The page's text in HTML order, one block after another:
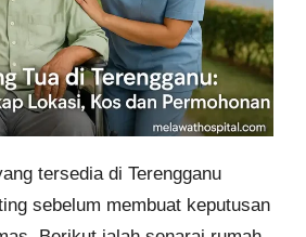
tersedia di Terengganu
sebelum membuat keputusan